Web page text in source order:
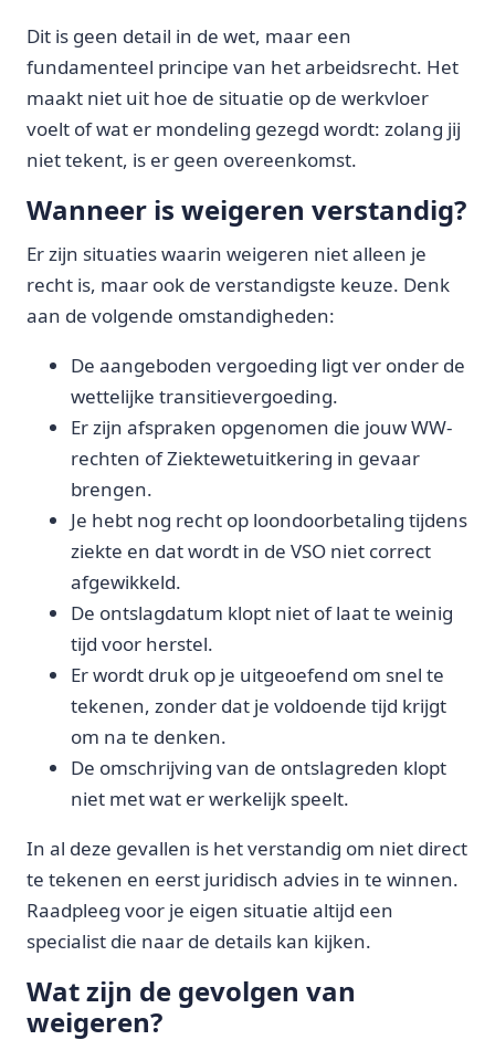
Dit is geen detail in de wet, maar een
fundamenteel principe van het arbeidsrecht. Het
maakt niet uit hoe de situatie op de werkvloer
voelt of wat er mondeling gezegd wordt: zolang jij
niet tekent, is er geen overeenkomst.
Wanneer is weigeren verstandig?
Er zijn situaties waarin weigeren niet alleen je
recht is, maar ook de verstandigste keuze. Denk
aan de volgende omstandigheden:
De aangeboden vergoeding ligt ver onder de
wettelijke transitievergoeding.
Er zijn afspraken opgenomen die jouw WW-
rechten of Ziektewetuitkering in gevaar
brengen.
Je hebt nog recht op loondoorbetaling tijdens
ziekte en dat wordt in de VSO niet correct
afgewikkeld.
De ontslagdatum klopt niet of laat te weinig
tijd voor herstel.
Er wordt druk op je uitgeoefend om snel te
tekenen, zonder dat je voldoende tijd krijgt
om na te denken.
De omschrijving van de ontslagreden klopt
niet met wat er werkelijk speelt.
In al deze gevallen is het verstandig om niet direct
te tekenen en eerst juridisch advies in te winnen.
Raadpleeg voor je eigen situatie altijd een
specialist die naar de details kan kijken.
Wat zijn de gevolgen van
weigeren?